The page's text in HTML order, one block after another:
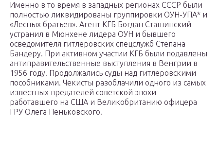
Именно в то время в западных регионах СССР были
полностью ликвидированы группировки ОУН-УПА* и
«Лесных братьев». Агент КГБ Богдан Сташинский
устранил в Мюнхене лидера ОУН и бывшего
осведомителя гитлеровских спецслужб Степана
Бандеру. При активном участии КГБ были подавлены
антиправительственные выступления в Венгрии в
1956 году. Продолжались суды над гитлеровскими
пособниками. Чекисты разоблачили одного из самых
известных предателей советской эпохи —
работавшего на США и Великобританию офицера
ГРУ Олега Пеньковского.